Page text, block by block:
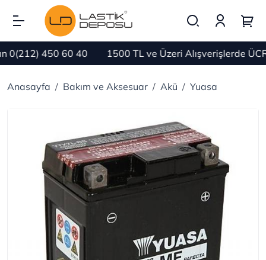
450 60 40 1500 TL ve Üzeri Alışverişlerde
Anasayfa Bakım ve Aksesuar Akü Yuasa